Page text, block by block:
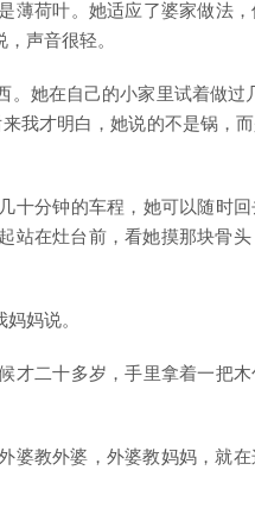
薄荷叶。她适应了婆家做法
声音很轻。
。她在自己的小家里试着做
我才明白，她说的不是锅，
十分钟的车程，她可以随时
在灶台前，看她摸那块骨
妈说。
才二十多岁，手里拿着一把
教外婆，外婆教妈妈，就在